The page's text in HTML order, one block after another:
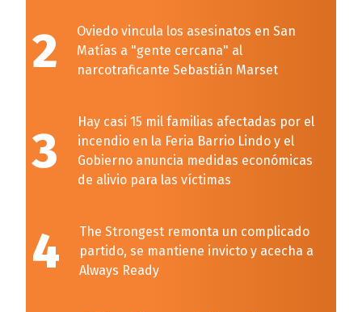
2
Oviedo vincula los asesinatos en San
Matías a "gente cercana" al
narcotraficante Sebastián Marset
3
Hay casi 15 mil familias afectadas por el
incendio en la Feria Barrio Lindo y el
Gobierno anuncia medidas económicas
de alivio para las víctimas
4
The Strongest remonta un complicado
partido, se mantiene invicto y acecha a
Always Ready